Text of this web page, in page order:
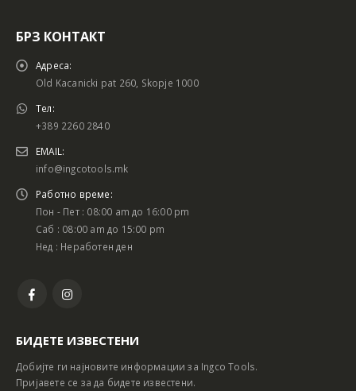
БРЗ КОНТАКТ
Адреса:
Old Kacanicki pat 260, Skopje 1000
Тел:
+389 2260 2840
EMAIL:
info@ingcotools.mk
Работно време:
Пон - Пет : 08:00 am до 16:00 pm
Саб : 08:00 am до 15:00 pm
Нед : Неработен ден
БИДЕТЕ ИЗВЕСТЕНИ
Добијте ги најновите информации за Ingco Tools.
Пријавете се за да бидете известени.